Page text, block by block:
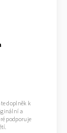
doplněk k
a
podporuje